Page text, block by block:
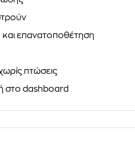
και επανατοποθέτηση
πτώσεις
στο dashboard